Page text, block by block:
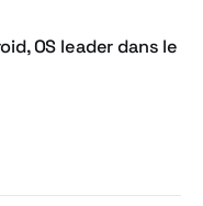
OS leader dans le